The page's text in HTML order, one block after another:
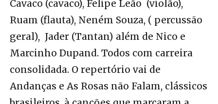
Cavaco (cavaco), Felipe Leão (violão),
Ruam (flauta), Neném Souza, ( percussão
geral), Jader (Tantan) além de Nico e
Marcinho Dupand. Todos com carreira
consolidada. O repertório vai de
Andanças e As Rosas não Falam, clássicos